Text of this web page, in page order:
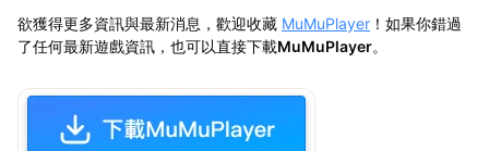
欲獲得更多資訊與最新消息，歡迎收藏 MuMuPlayer！如果你錯過
了任何最新遊戲資訊，也可以直接下載MuMuPlayer。